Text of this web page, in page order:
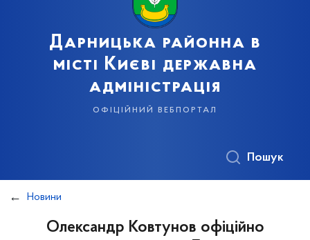
Дарницька районна в
місті Києві державна
адміністрація
офіційний вебпортал
Пошук
Новини
Олександр Ковтунов офіційно